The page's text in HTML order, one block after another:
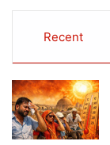
Recent